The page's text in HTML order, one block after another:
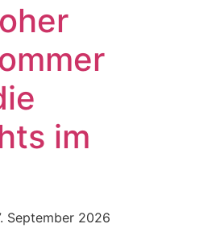
im
September 2026